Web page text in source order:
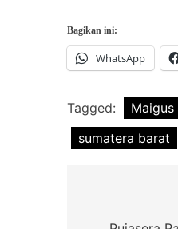
Bagikan ini:
WhatsApp
Tagged: Maigus
sumatera barat